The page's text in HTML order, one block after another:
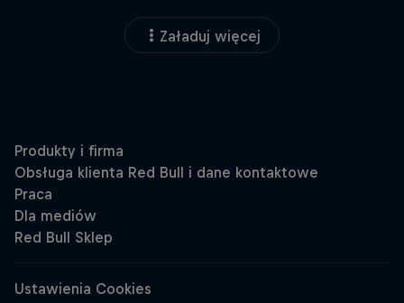
Załaduj więcej